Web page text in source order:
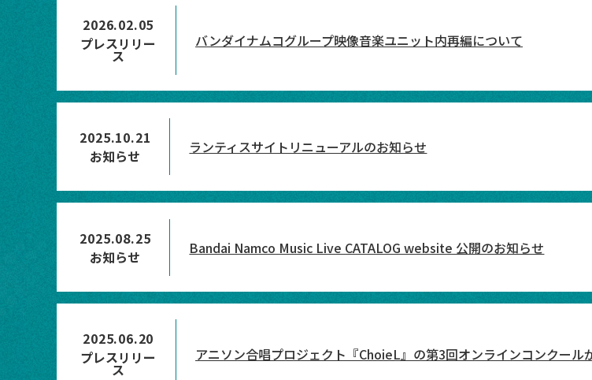
2026.02.05
プレスリリー
ス
バンダイナムコグループ映像音楽ユニット内再編について
2025.10.21
お知らせ
ランティスサイトリニューアルのお知らせ
2025.08.25
お知らせ
Bandai Namco Music Live CATALOG website 公開のお知らせ
2025.06.20
プレスリリー
ス
アニソン合唱プロジェクト『ChoieL』の第3回オンラインコンクール